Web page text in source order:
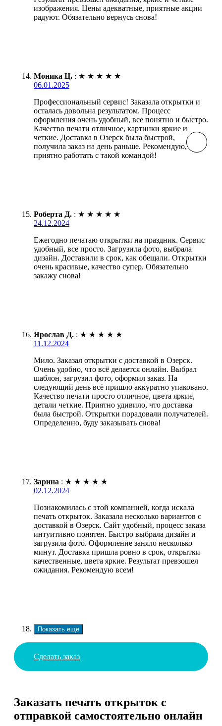
изображения. Цены адекватные, приятные акции
радуют. Обязательно вернусь снова!
Моника Ц. : ★ ★ ★ ★ ★
06.01.2025
Профессиональный сервис! Заказала открытки и
осталась довольна результатом. Процесс
оформления очень удобный, все понятно и быстро.
Качество печати отличное, картинки яркие и
четкие. Доставка в Озерск была быстрой,
получила заказ на день раньше. Рекомендую,
приятно работать с такой командой!
Роберта Д. : ★ ★ ★ ★ ★
24.12.2024
Ежегодно печатаю открытки на праздник. Сервис
удобный, все просто. Загрузила фото, выбрала
дизайн. Доставили в срок, как обещали. Открытки
очень красивые, качество супер. Обязательно
закажу снова!
Ярослав Д. : ★ ★ ★ ★ ★
11.12.2024
Мило. Заказал открытки с доставкой в Озерск.
Очень удобно, что всё делается онлайн. Выбрал
шаблон, загрузил фото, оформил заказ. На
следующий день всё пришло аккуратно упаковано.
Качество печати просто отличное, цвета яркие,
детали четкие. Приятно удивило, что доставка
была быстрой. Открытки порадовали получателей.
Определенно, буду заказывать снова!
Зарина : ★ ★ ★ ★ ★
02.12.2024
Познакомилась с этой компанией, когда искала
печать открыток. Заказала несколько вариантов с
доставкой в Озерск. Сайт удобный, процесс заказа
интуитивно понятен. Быстро выбрала дизайн и
загрузила фото. Оформление заняло несколько
минут. Доставка пришла ровно в срок, открытки
качественные, цвета яркие. Результат превзошел
ожидания. Рекомендую всем!
Показать еще
Сделать заказ
Заказать печать открыток с
отправкой самостоятельно онлайн